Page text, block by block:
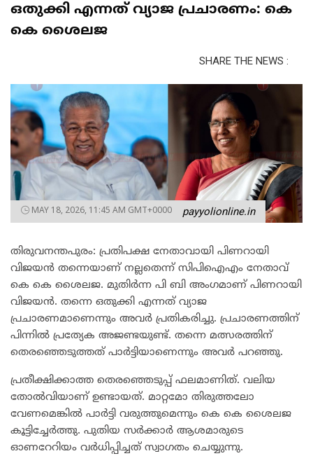
ഒതുക്കി എന്നത് വ്യാജ പ്രചാരണം: കെ
കെ ശൈലജ
SHARE THE NEWS :
MAY 18, 2026, 11:45 AM GMT+0000 payyolionline.in
തിരുവനന്തപുരം: പ്രതിപക്ഷ നേതാവായി പിണറായി
വിജയൻ തന്നെയാണ് നല്ലതെന്ന് സിപിഐഎം നേതാവ്
കെ കെ ശൈലജ. മുതിർന്ന പി ബി അംഗമാണ് പിണറായി
വിജയൻ. തന്നെ ഒതുക്കി എന്നത് വ്യാജ
പ്രചാരണമാണെന്നും അവർ പ്രതികരിച്ചു. പ്രചാരണത്തിന്
പിന്നിൽ പ്രത്യേക അജണ്ടയുണ്ട്. തന്നെ മത്സരത്തിന്
തെരഞ്ഞെടുത്തത് പാർട്ടിയാണെന്നും അവർ പറഞ്ഞു.
പ്രതീക്ഷിക്കാത്ത തെരഞ്ഞെടുപ്പ് ഫലമാണിത്. വലിയ
തോൽവിയാണ് ഉണ്ടായത്. മാറ്റമോ തിരുത്തലോ
വേണമെങ്കിൽ പാർട്ടി വരുത്തുമെന്നും കെ കെ ശൈലജ
കൂട്ടിച്ചേർത്തു. പുതിയ സർക്കാർ ആശമാരുടെ
ഓണറേറിയം വർധിപ്പിച്ചത് സ്വാഗതം ചെയ്യുന്നു.